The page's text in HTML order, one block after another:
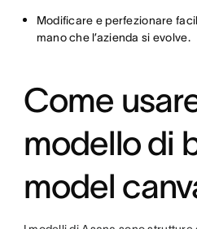
Modificare e perfezionare
mano che l’azienda si evolve.
Come
modello di
model